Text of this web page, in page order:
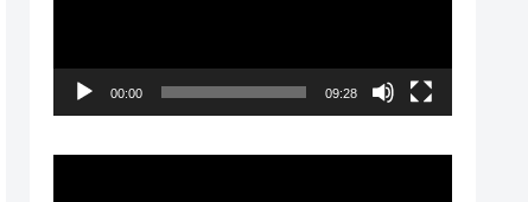
00:00 09:28